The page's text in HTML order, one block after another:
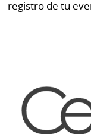
registro de tu